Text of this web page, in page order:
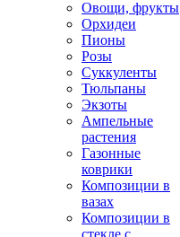
Овощи, фрукты
Орхидеи
Пионы
Розы
Суккуленты
Тюльпаны
Экзоты
Ампельные
растения
Газонные
коврики
Композиции в
вазах
Композиции в
стекле с